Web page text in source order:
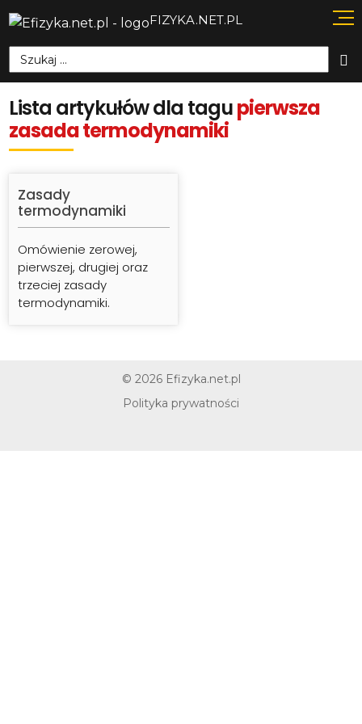
FIZYKA.NET.PL
Szukaj:
Lista artykułów dla tagupierwsza
zasada termodynamiki
Zasady
termodynamiki
Omówienie zerowej,
pierwszej, drugiej oraz
trzeciej zasady
termodynamiki.
© 2026 Efizyka.net.pl
Polityka prywatności